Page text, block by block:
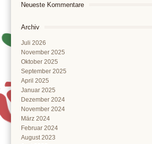
Neueste Kommentare
Archiv
Juli 2026
November 2025
Oktober 2025
September 2025
April 2025
Januar 2025
Dezember 2024
November 2024
März 2024
Februar 2024
August 2023